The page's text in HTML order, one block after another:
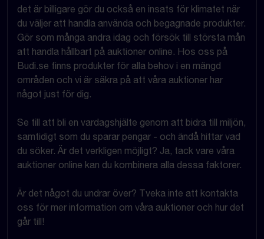
det är billigare gör du också en insats för klimatet när
du väljer att handla använda och begagnade produkter.
Gör som många andra idag och försök till största mån
att handla hållbart på auktioner online. Hos oss på
Budi.se finns produkter för alla behov i en mängd
områden och vi är säkra på att våra auktioner har
något just för dig.
Se till att bli en vardagshjälte genom att bidra till miljön,
samtidigt som du sparar pengar - och ändå hittar vad
du söker. Är det verkligen möjligt? Ja, tack vare våra
auktioner online kan du kombinera alla dessa faktorer.
Är det något du undrar över? Tveka inte att kontakta
oss för mer information om våra auktioner och hur det
går till!